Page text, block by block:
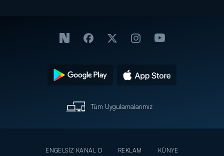
Tüm Uygulamalarımız
ENGELSİZ KANAL D REKLAM
KÜNYE